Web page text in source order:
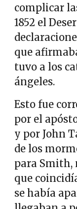
complicar
1852 el
que
tuvo a los
ángeles.
Esto fue
por el
y por John
de los
para Smith,
que
se había